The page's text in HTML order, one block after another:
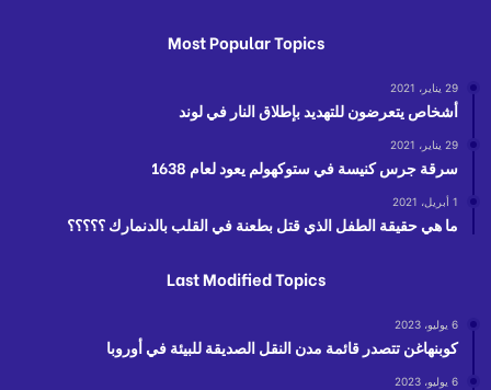
Most Popular Topics
29 يناير، 2021
أشخاص يتعرضون للتهديد بإطلاق النار في لوند
29 يناير، 2021
سرقة جرس كنيسة في ستوكهولم يعود لعام 1638
1 أبريل، 2021
ما هي حقيقة الطفل الذي قتل بطعنة في القلب بالدنمارك ؟؟؟؟؟
Last Modified Topics
6 يوليو، 2023
كوبنهاغن تتصدر قائمة مدن النقل الصديقة للبيئة في أوروبا
6 يوليو، 2023